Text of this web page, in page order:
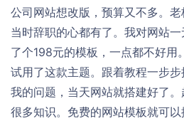
公司网站想改版，预算又不多。老
当时辞职的心都有了。我对网站
了个198元的模板，一点都不好用
试用了这款主题。跟着教程一步
我的问题，当天网站就搭建好了
很多知识。免费的网站模板就可以